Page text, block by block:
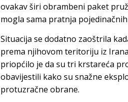
ovakav širi obrambeni paket
mogla sama pratnja
Situacija se dodatno zaoštrila
prema njihovom teritoriju iz
priopćilo je da su tri krstareća
obavijestili kako su snažne
protuzračne obrane.